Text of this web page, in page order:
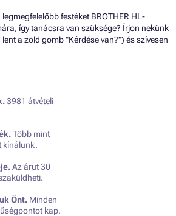
festéket BROTHER HL-
így tanácsra van szüksége? Írjon nekünk
a zöld gomb "Kérdése van?") és szívesen
3981 átvételi
Több mint
kínálunk.
Az árut 30
Önt. Minden
kap.